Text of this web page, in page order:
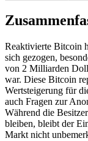
Reaktivierte Bitcoin
sich gezogen,
von 2 Milliarden
war. Diese Bitcoin
Wertsteigerung für
auch Fragen zur
Während die
bleiben, bleibt der
Markt nicht